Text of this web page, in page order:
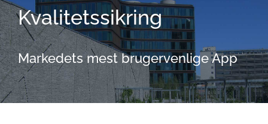
Kvalitetssikring
Markedets mest brugervenlige App